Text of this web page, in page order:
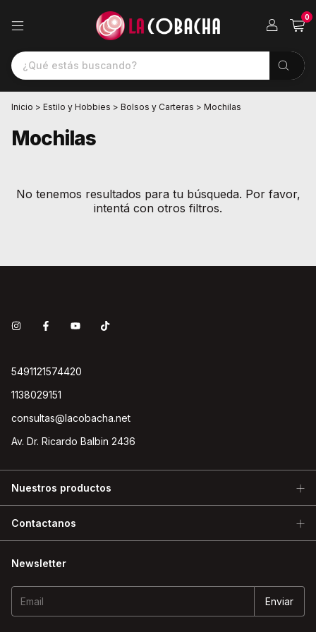
0
Inicio > Estilo y Hobbies > Bolsos y Carteras > Mochilas
Mochilas
No tenemos resultados para tu búsqueda. Por favor,
intentá con otros filtros.
5491121574420
1138029151
consultas@lacobacha.net
Av. Dr. Ricardo Balbin 2436
Nuestros productos
Contactanos
Newsletter